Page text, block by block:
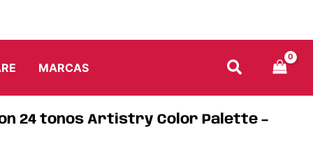
MARCAS
24 tonos Artistry Color Palette –
Palette